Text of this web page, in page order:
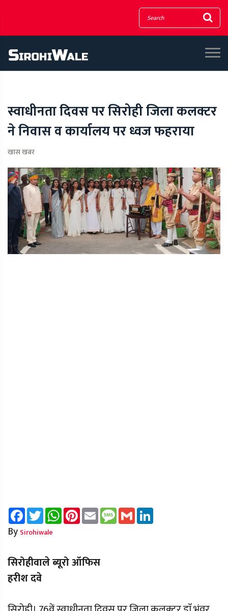
स्वाधीनता दिवस पर सिरोही जिला कलक्टर
ने निवास व कार्यालय पर ध्वज फहराया
खास खबर
FacebookTwitterWhatsAppPinterest
Email Message
Gmail
By Sirohiwale
सिरोहीवाले ब्यूरो ऑफिस
हरीश दवे